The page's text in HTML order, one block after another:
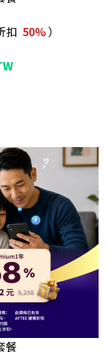
扣 50%）
餐